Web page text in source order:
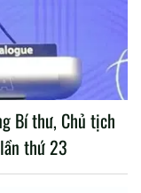
Bí thư, Chủ tịch
thứ 23